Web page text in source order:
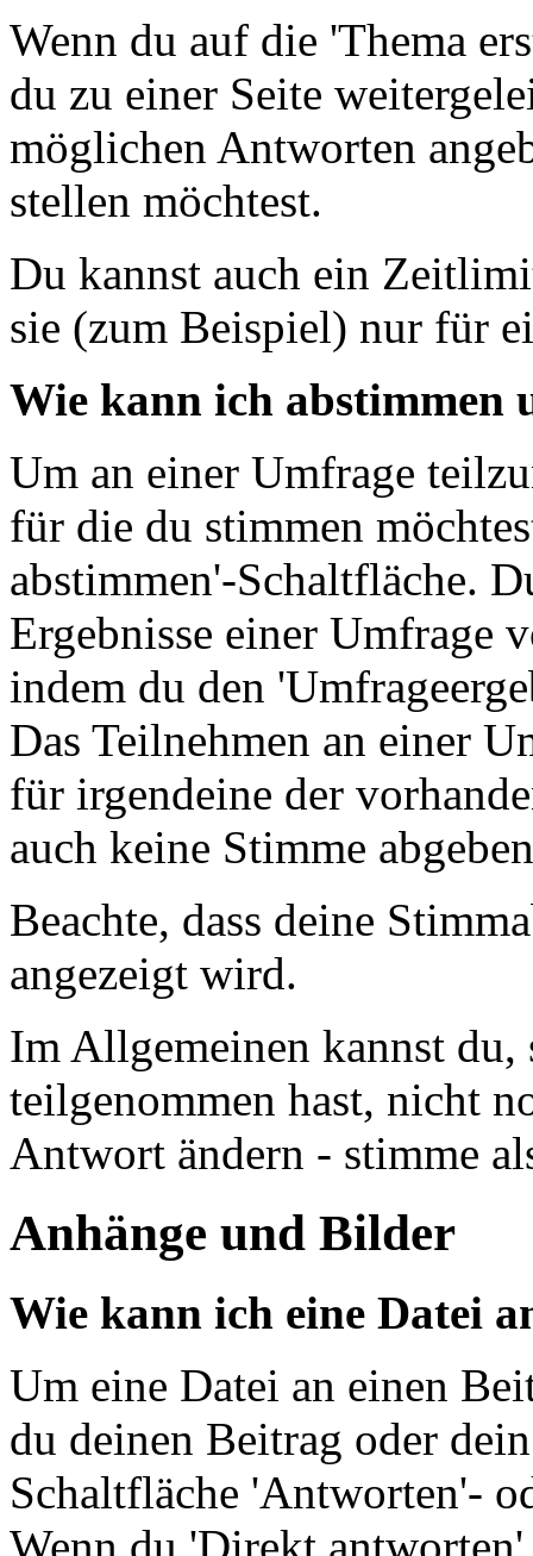
Wenn du auf die 'Thema
du zu einer Seite
möglichen Antworten
stellen möchtest.
Du kannst auch ein
sie (zum Beispiel) nur für
Wie kann ich abstimmen
Um an einer Umfrage
für die du stimmen
abstimmen'-Schaltfläche.
Ergebnisse einer Umfrage
indem du den
Das Teilnehmen an einer
für irgendeine der
auch keine Stimme
Beachte, dass deine
angezeigt wird.
Im Allgemeinen kannst du,
teilgenommen hast, nicht
Antwort ändern - stimme
Anhänge und Bilder
Wie kann ich eine Datei
Um eine Datei an einen
du deinen Beitrag oder
Schaltfläche 'Antworten'-